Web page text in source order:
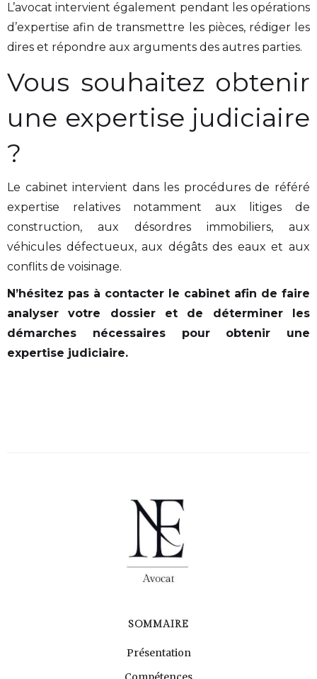
L’avocat intervient également pendant les opérations
d’expertise afin de transmettre les pièces, rédiger les
dires et répondre aux arguments des autres parties.
Vous souhaitez obtenir
une expertise judiciaire
?
Le cabinet intervient dans les procédures de référé
expertise relatives notamment aux litiges de
construction, aux désordres immobiliers, aux
véhicules défectueux, aux dégâts des eaux et aux
conflits de voisinage.
N’hésitez pas à contacter le cabinet afin de faire
analyser votre dossier et de déterminer les
démarches nécessaires pour obtenir une
expertise judiciaire.
SOMMAIRE
Présentation